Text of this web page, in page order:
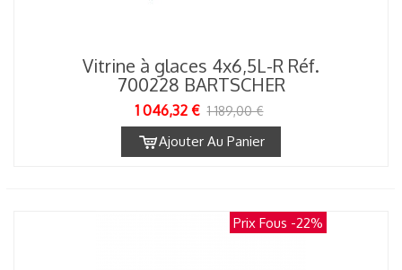
Vitrine à glaces 4x6,5L-R Réf.
700228 BARTSCHER
1 046,32 € 1 189,00 €
Ajouter Au Panier
Prix Fous -22%